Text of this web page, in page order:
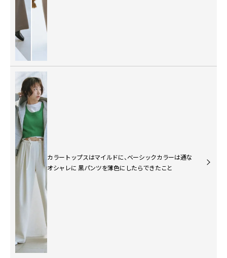
カラートップスはマイルドに、ベーシックカラーは通な
オシャレに 黒パンツを薄色にしたらできたこと